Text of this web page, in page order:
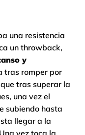
una resistencia
un throwback,
y
tras romper por
tras superar la
una vez el
subiendo hasta
llegar a la